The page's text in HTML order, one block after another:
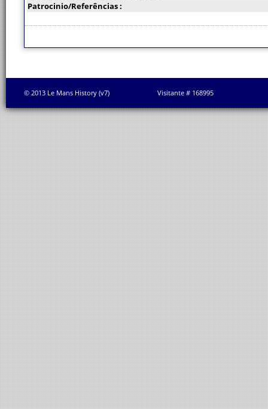
Patrocinio/Referências :
© 2013 Le Mans History (v7) Visitante # 168995